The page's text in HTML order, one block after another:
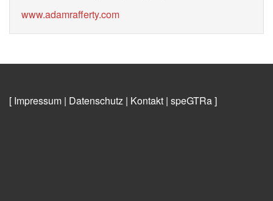
www.adamrafferty.com
[ Impressum | Datenschutz | Kontakt | speGTRa]